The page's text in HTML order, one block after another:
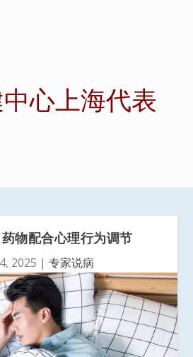
心上海代表
物配合心理行为调节
2025 | 专家说病